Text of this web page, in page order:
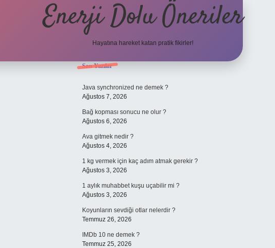
Enerji Dolu Öneriler
Hayatına hareket katan pratik fikirler!
Sidebar
Son Yazılar
Java synchronized ne demek ?
Ağustos 7, 2026
Bağ kopması sonucu ne olur ?
Ağustos 6, 2026
Ava gitmek nedir ?
Ağustos 4, 2026
1 kg vermek için kaç adım atmak gerekir ?
Ağustos 3, 2026
1 aylık muhabbet kuşu uçabilir mi ?
Ağustos 3, 2026
Koyunların sevdiği otlar nelerdir ?
Temmuz 26, 2026
IMDb 10 ne demek ?
Temmuz 25, 2026